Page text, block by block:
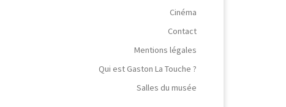
Cinéma
Contact
Mentions légales
Qui est Gaston La Touche ?
Salles du musée